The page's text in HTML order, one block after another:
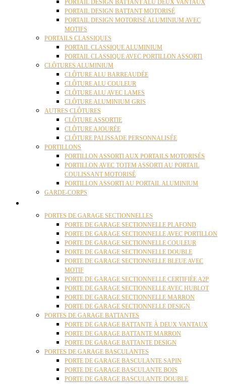
PORTAIL DESIGN BATTANT ALU DEUX VANTAUX
PORTAIL DESIGN BATTANT MOTORISÉ
PORTAIL DESIGN MOTORISÉ ALUMINIUM AVEC
MOTIFS
PORTAILS CLASSIQUES
PORTAIL CLASSIQUE ALUMINIUM
PORTAIL CLASSIQUE AVEC PORTILLON ASSORTI
CLÔTURES ALUMINIUM
CLÔTURE ALU BARREAUDÉE
CLÔTURE ALU COULEUR
CLÔTURE ALU AVEC LAMES
CLÔTURE ALUMINIUM GRIS
AUTRES CLÔTURES
CLÔTURE ASSORTIE
CLÔTURE AJOURÉE
CLÔTURE PALISSADE PERSONNALISÉE
PORTILLONS
PORTILLON ASSORTI AUX PORTAILS MOTORISÉS
PORTILLON AVEC TOTEM ASSORTI AU PORTAIL
COULISSANT MOTORISÉ
PORTILLON ASSORTI AU PORTAIL ALUMINIUM
GARDE-CORPS
PORTES DE GARAGE SECTIONNELLES
PORTE DE GARAGE SECTIONNELLE PLAFOND
PORTE DE GARAGE SECTIONNELLE AVEC PORTILLON
PORTE DE GARAGE SECTIONNELLE COULEUR
PORTE DE GARAGE SECTIONNELLE DOUBLE
PORTE DE GARAGE SECTIONNELLE BLEUE AVEC
MOTIF
PORTE DE GARAGE SECTIONNELLE CERTIFIÉE A2P
PORTE DE GARAGE SECTIONNELLE AVEC HUBLOT
PORTE DE GARAGE SECTIONNELLE MARRON
PORTE DE GARAGE SECTIONNELLE DESIGN
PORTES DE GARAGE BATTANTES
PORTE DE GARAGE BATTANTE À DEUX VANTAUX
PORTE DE GARAGE BATTANTE MARRON
PORTE DE GARAGE BATTANTE DESIGN
PORTES DE GARAGE BASCULANTES
PORTE DE GARAGE BASCULANTE SAPIN
PORTE DE GARAGE BASCULANTE BOIS
PORTE DE GARAGE BASCULANTE DOUBLE